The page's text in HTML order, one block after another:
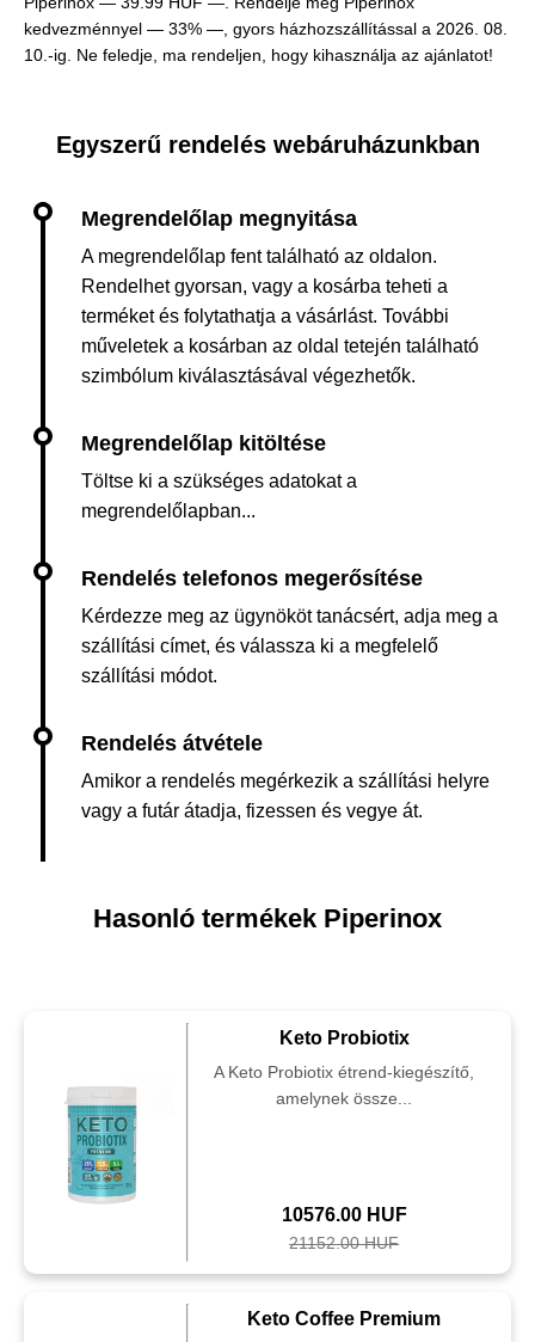
kedvezménnyel — 33% —, gyors házhozszállítással a 2026. 08.
10.-ig. Ne feledje, ma rendeljen, hogy kihasználja az ajánlatot!
Egyszerű rendelés webáruházunkban
A megrendelőlap fent található az oldalon.
Rendelhet gyorsan, vagy a kosárba teheti a
terméket és folytathatja a vásárlást. További
műveletek a kosárban az oldal tetején található
szimbólum kiválasztásával végezhetők.
Töltse ki a szükséges adatokat a
megrendelőlapban...
Kérdezze meg az ügynököt tanácsért, adja meg a
szállítási címet, és válassza ki a megfelelő
szállítási módot.
Amikor a rendelés megérkezik a szállítási helyre
vagy a futár átadja, fizessen és vegye át.
Hasonló termékek Piperinox
Keto Probiotix
A Keto Probiotix étrend-kiegészítő,
amelynek össze...
10576.00 HUF
21152.00 HUF
Keto Coffee Premium